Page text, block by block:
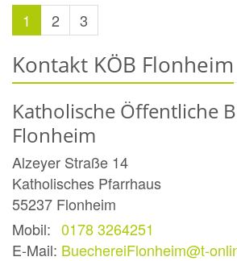
1 2 3
Kontakt KÖB Flonheim
Katholische Öffentliche
Flonheim
Alzeyer Straße 14
Katholisches Pfarrhaus
55237 Flonheim
Mobil: 0178 3264251
E-Mail: BuechereiFlonheim@t-